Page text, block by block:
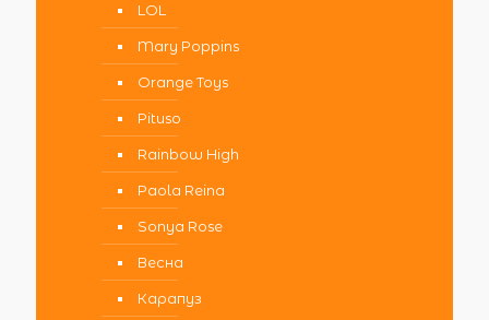
LOL
Mary Poppins
Orange Toys
Pituso
Rainbow High
Paola Reina
Sonya Rose
Весна
Карапуз